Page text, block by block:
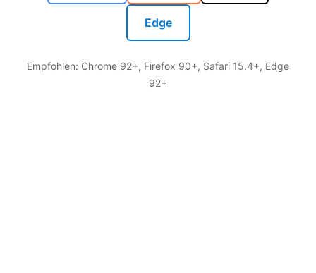
Edge
Empfohlen: Chrome 92+, Firefox 90+, Safari 15.4+, Edge
92+